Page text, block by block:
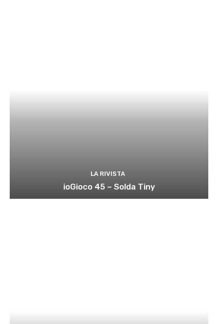
LA RIVISTA
ioGioco 45 – Solda Tiny